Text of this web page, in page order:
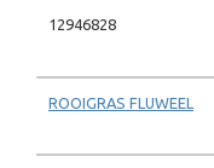
12946828
ROOIGRAS FLUWEEL